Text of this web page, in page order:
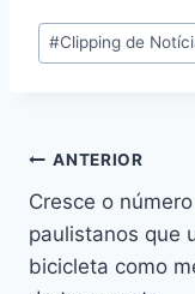
Tags
do
#Clipping de
Navegação
de
Post
ANTERIOR
Cresce o
paulistanos que
bicicleta como